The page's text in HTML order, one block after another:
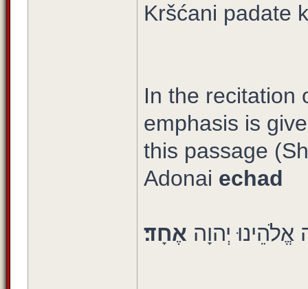
Kršćani padate
In the recitation
emphasis is
this passage
Adonai echad
יְהוָה אֶחָד׃